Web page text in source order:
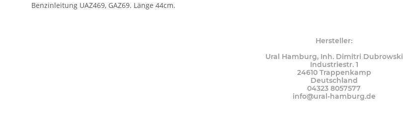
Benzinleitung UAZ469, GAZ69. Länge 44cm.
Hersteller:
Ural Hamburg, Inh. Dimitri Dubrowski
Industriestr. 1
24610 Trappenkamp
Deutschland
04323 8057577
info@ural-hamburg.de